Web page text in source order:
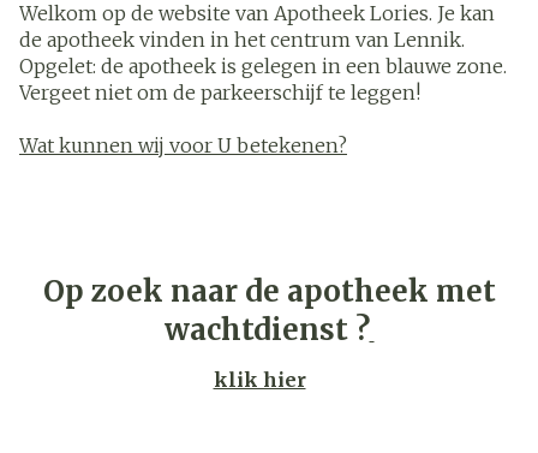
Welkom op de website van Apotheek Lories. Je kan
de apotheek vinden in het centrum van Lennik.
Opgelet: de apotheek is gelegen in een blauwe zone.
Vergeet niet om de parkeerschijf te leggen!
Wat kunnen wij voor U betekenen?
Op zoek naar de apotheek met
wachtdienst ?
klik hier